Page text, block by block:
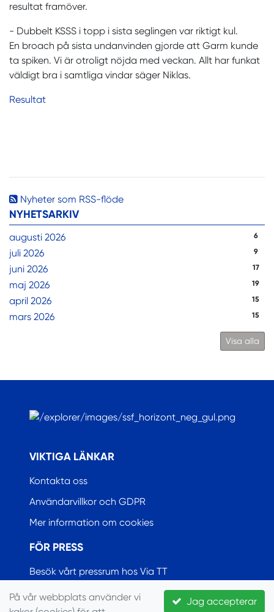
Nyheter som RSS-flöde
NYHETSARKIV
augusti 2026 6
juli 2026 9
juni 2026 17
maj 2026 19
april 2026 15
mars 2026 15
Visa alla
resultat framöver.
- Dubbelt KSSS i topp i sista seglingen var riktigt kul.
En broach på sista undanvinden gjorde att Garm kunde
ta spiken. Vi är otroligt nöjda med veckan. Allt har funkat
väldigt bra i samtliga vindar säger Niklas.
Resultat
VIKTIGA LÄNKAR
Kontakta oss
Användarvillkor och GDPR
Mer information om cookies
FÖR PRESS
Besök vårt pressrum hos Via TT
Jag accepterar
På vår webbplats använder vi